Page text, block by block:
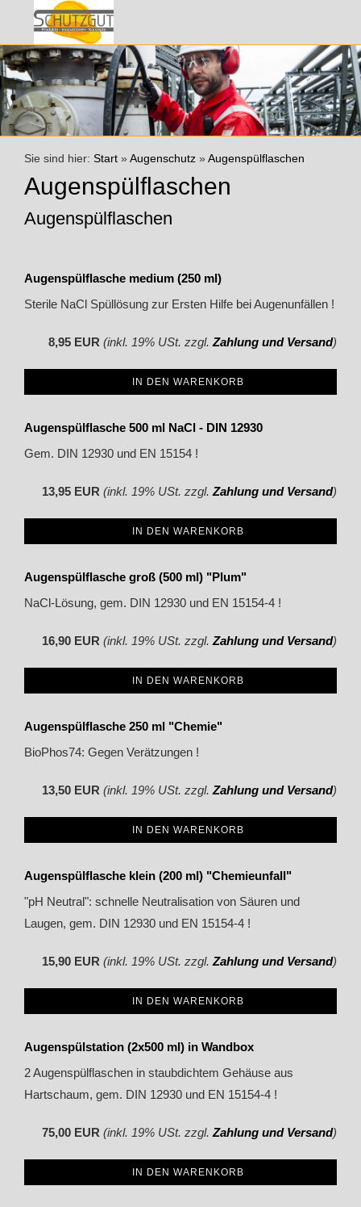
Sie sind hier: Start » Augenschutz » Augenspülflaschen
Augenspülflaschen
Augenspülflaschen
Augenspülflasche medium (250 ml)
Sterile NaCl Spüllösung zur Ersten Hilfe bei Augenunfällen !
8,95 EUR (inkl. 19% USt. zzgl. Zahlung und Versand)
IN DEN WARENKORB
Augenspülflasche 500 ml NaCl - DIN 12930
Gem. DIN 12930 und EN 15154 !
13,95 EUR (inkl. 19% USt. zzgl. Zahlung und Versand)
IN DEN WARENKORB
Augenspülflasche groß (500 ml) "Plum"
NaCl-Lösung, gem. DIN 12930 und EN 15154-4 !
16,90 EUR (inkl. 19% USt. zzgl. Zahlung und Versand)
IN DEN WARENKORB
Augenspülflasche 250 ml "Chemie"
BioPhos74: Gegen Verätzungen !
13,50 EUR (inkl. 19% USt. zzgl. Zahlung und Versand)
IN DEN WARENKORB
Augenspülflasche klein (200 ml) "Chemieunfall"
"pH Neutral": schnelle Neutralisation von Säuren und
Laugen, gem. DIN 12930 und EN 15154-4 !
15,90 EUR (inkl. 19% USt. zzgl. Zahlung und Versand)
IN DEN WARENKORB
Augenspülstation (2x500 ml) in Wandbox
2 Augenspülflaschen in staubdichtem Gehäuse aus
Hartschaum, gem. DIN 12930 und EN 15154-4 !
75,00 EUR (inkl. 19% USt. zzgl. Zahlung und Versand)
IN DEN WARENKORB